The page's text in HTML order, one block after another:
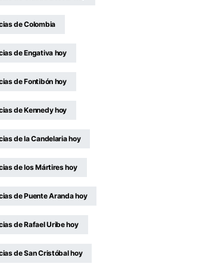
de Colombia
de Engativa hoy
de Fontibón hoy
de Kennedy hoy
de la Candelaria hoy
de los Mártires hoy
de Puente Aranda hoy
de Rafael Uribe hoy
de San Cristóbal hoy